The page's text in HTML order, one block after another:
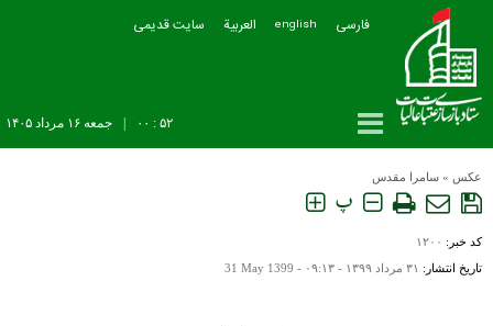
فارسی english العربیة سایت قدیمی
جمعه ۱۶ مرداد ۱۴۰۵ ۵۲ : ۰۰
عکس » سامرا مقدس
پ
کد خبر: ۱۲۰۰
تاریخ انتشار: ۳۱ مرداد ۱۳۹۹ - ۰۹:۱۳ - 31 May 1399